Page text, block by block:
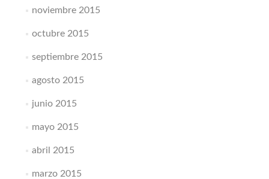
noviembre 2015
octubre 2015
septiembre 2015
agosto 2015
junio 2015
mayo 2015
abril 2015
marzo 2015